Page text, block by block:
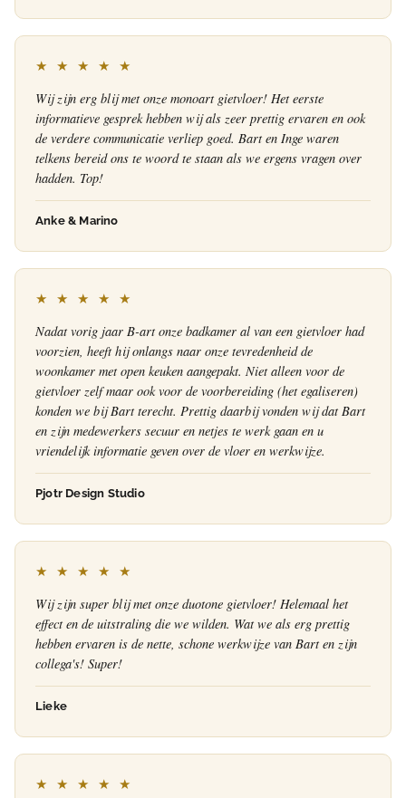
★ ★ ★ ★ ★
Wij zijn erg blij met onze monoart gietvloer! Het eerste
informatieve gesprek hebben wij als zeer prettig ervaren en ook
de verdere communicatie verliep goed. Bart en Inge waren
telkens bereid ons te woord te staan als we ergens vragen over
hadden. Top!
Anke & Marino
★ ★ ★ ★ ★
Nadat vorig jaar B-art onze badkamer al van een gietvloer had
voorzien, heeft hij onlangs naar onze tevredenheid de
woonkamer met open keuken aangepakt. Niet alleen voor de
gietvloer zelf maar ook voor de voorbereiding (het egaliseren)
konden we bij Bart terecht. Prettig daarbij vonden wij dat Bart
en zijn medewerkers secuur en netjes te werk gaan en u
vriendelijk informatie geven over de vloer en werkwijze.
Pjotr Design Studio
★ ★ ★ ★ ★
Wij zijn super blij met onze duotone gietvloer! Helemaal het
effect en de uitstraling die we wilden. Wat we als erg prettig
hebben ervaren is de nette, schone werkwijze van Bart en zijn
collega's! Super!
Lieke
★ ★ ★ ★ ★